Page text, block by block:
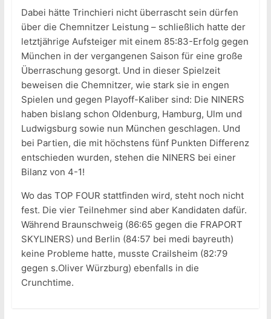
Dabei hätte Trinchieri nicht überrascht sein dürfen
über die Chemnitzer Leistung – schließlich hatte der
letztjährige Aufsteiger mit einem 85:83-Erfolg gegen
München in der vergangenen Saison für eine große
Überraschung gesorgt. Und in dieser Spielzeit
beweisen die Chemnitzer, wie stark sie in engen
Spielen und gegen Playoff-Kaliber sind: Die NINERS
haben bislang schon Oldenburg, Hamburg, Ulm und
Ludwigsburg sowie nun München geschlagen. Und
bei Partien, die mit höchstens fünf Punkten Differenz
entschieden wurden, stehen die NINERS bei einer
Bilanz von 4-1!
Wo das TOP FOUR stattfinden wird, steht noch nicht
fest. Die vier Teilnehmer sind aber Kandidaten dafür.
Während Braunschweig (86:65 gegen die FRAPORT
SKYLINERS) und Berlin (84:57 bei medi bayreuth)
keine Probleme hatte, musste Crailsheim (82:79
gegen s.Oliver Würzburg) ebenfalls in die
Crunchtime.